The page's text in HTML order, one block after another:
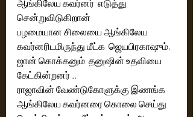
ஆங்கிலேய கவர்னர்  எடுத்து
சென்றுவிடுகிறான்
பழமையான சிலையை ஆங்கிலேய
கவர்னரிடமிருந்து மீட்க  ஜெயபிரகாஷும்,
ஜான் கொக்கனும்  தனுஷின் உதவியை
கேட்கின்றனர் ..
ராஜாவின் வேண்டுகோளுக்கு இணங்க
ஆங்கிலேய கவர்னரை கொலை செய்து